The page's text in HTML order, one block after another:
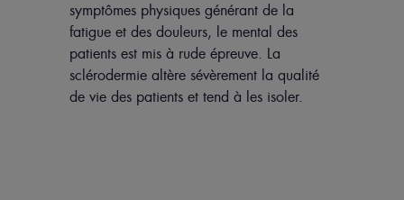
symptômes physiques générant de la
fatigue et des douleurs, le mental des
patients est mis à rude épreuve. La
sclérodermie altère sévèrement la qualité
de vie des patients et tend à les isoler.